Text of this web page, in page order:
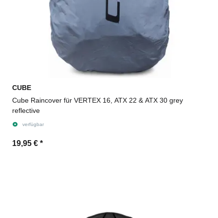
CUBE
Cube Raincover für VERTEX 16, ATX 22 & ATX 30 grey
reflective
verfügbar
19,95 € *